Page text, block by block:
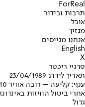
ForReal
תרבות ובידור
אוכל
מגזין
אנחנו מגייסים
English
X
סרגיי ריכטר
תאריך לידה: 23/04/1989
ענף: קליעה – רובה אוויר 10 מטר
אחרי ביטול הוויזות
גדול